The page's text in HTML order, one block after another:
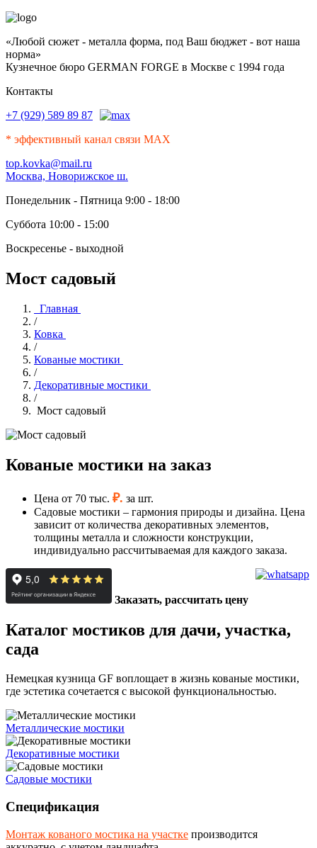
«Любой сюжет - металла форма, под Ваш бюджет - вот наша
норма»
Кузнечное бюро GERMAN FORGE в Москве с 1994 года
Контакты
+7 (929) 589 89 87
* эффективный канал связи MAX
top.kovka@mail.ru
Москва, Новорижское ш.
Понедельник - Пятница 9:00 - 18:00
Суббота 10:00 - 15:00
Воскресенье - выходной
Мост садовый
Главная
/
Ковка
/
Кованые мостики
/
Декоративные мостики
/
Мост садовый
Кованые мостики на заказ
Цена от 70 тыс. ₽. за шт.
Садовые мостики – гармония природы и дизайна. Цена
зависит от количества декоративных элементов,
толщины металла и сложности конструкции,
индивидуально рассчитываемая для каждого заказа.
Заказать, рассчитать цену
Каталог мостиков для дачи, участка,
сада
Немецкая кузница GF воплощает в жизнь кованые мостики,
где эстетика сочетается с высокой функциональностью.
Металлические мостики
Декоративные мостики
Садовые мостики
Спецификация
Монтаж кованого мостика на участке производится